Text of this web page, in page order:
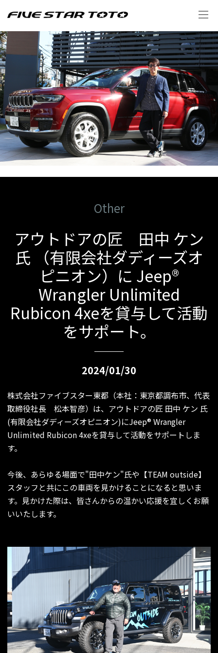
Other
アウトドアの匠 田中 ケン
氏 （有限会社ダディーズオ
ピニオン）に Jeep®
Wrangler Unlimited
Rubicon 4xeを貸与して活動
をサポート。
2024/01/30
株式会社ファイブスター東都（本社：東京都調布市、代表
取締役社長 松本智彦）は、アウトドアの匠 田中 ケン 氏
(有限会社ダディーズオピニオン)にJeep® Wrangler
Unlimited Rubicon 4xeを貸与して活動をサポートしま
す。
今後、あらゆる場面で"田中ケン"氏や【TEAM outside】
スタッフと共にこの車両を見かけることになると思いま
す。見かけた際は、皆さんからの温かい応援を宜しくお願
いいたします。